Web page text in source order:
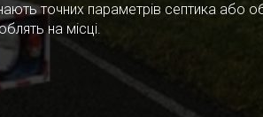
точних параметрів септика або
на місці.